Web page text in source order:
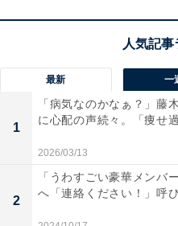
最新 一
1
「病気なのかなぁ？」藤
に心配の声続々。「痩せ
2026/03/13
2
「うわすごい豪華メンバ
へ「連絡ください！」呼